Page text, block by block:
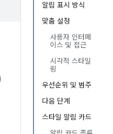
알림 표시 방식
맞춤 설정
사용자 인터페
이스 및 접근
시각적 스타일
링
우선순위 및 범주
다음 단계
스타일 알림 카드